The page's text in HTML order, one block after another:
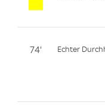
74' Echter